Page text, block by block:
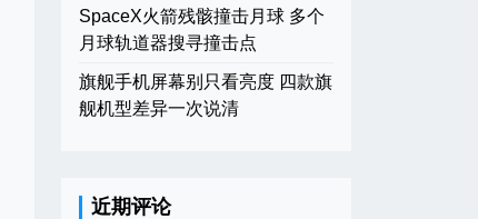
SpaceX火箭残骸撞击月球 多个
月球轨道器搜寻撞击点
旗舰手机屏幕别只看亮度 四款旗
舰机型差异一次说清
近期评论